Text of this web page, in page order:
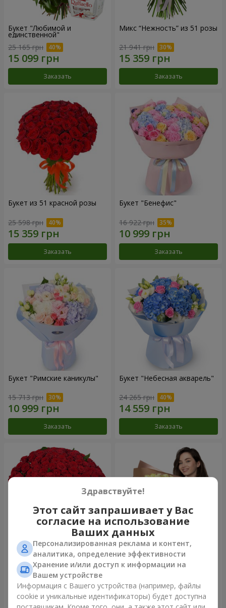
Букет "Любимой и
единственной"
25 165 грн
Заказать
Микс “Нежность” из 51 розы
21 941 грн
Заказать
Букет из 51 красной розы
25 598 грн
Заказать
Букет "Бенефис"
16 922 грн
Заказать
Букет "Римские каникулы"
15 713 грн
Заказать
Букет "Небесная акварель"
24 265 грн
Заказать
101 красная роза
52 725 грн
Заказать
Букет "Сердце – сердцу"
Заказать
Здравствуйте!
Этот сайт запрашивает у Вас
согласие на использование
Ваших данных
Персонализированная реклама и контент,
аналитика, определение эффективности
Хранение и/или доступ к информации на
Вашем устройстве
Информация с Вашего устройства (например, файлы
cookie и уникальные идентификаторы) будет доступна